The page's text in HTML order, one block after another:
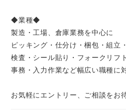
◆業種◆
製造・工場、倉庫業務を中心に
ピッキング・仕分け・梱包・組立・
検査・シール貼り・フォークリフ
事務・入力作業など幅広い職種に
お気軽にエントリー、ご相談をお